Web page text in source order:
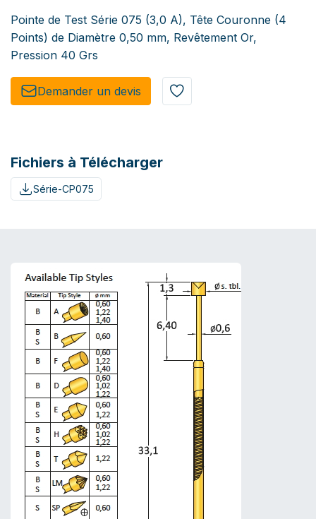
Pointe de Test Série 075 (3,0 A), Tête Couronne (4
Points) de Diamètre 0,50 mm, Revêtement Or,
Pression 40 Grs
Demander un de​​vis​​
Fichiers à Télécharger
Série-CP075